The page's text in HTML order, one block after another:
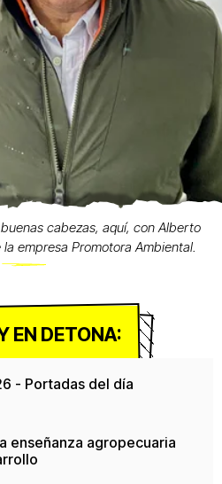
cabezas, aquí, con Alberto
empresa Promotora Ambiental.
EN DETONA:
- Portadas del día
enseñanza agropecuaria